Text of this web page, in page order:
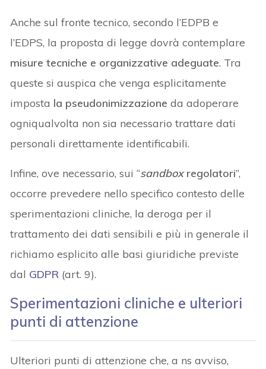
Anche sul fronte tecnico, secondo l’EDPB e
l’EDPS, la proposta di legge dovrà contemplare
misure tecniche e organizzative adeguate. Tra
queste si auspica che venga esplicitamente
imposta la pseudonimizzazione da adoperare
ogniqualvolta non sia necessario trattare dati
personali direttamente identificabili.
Infine, ove necessario, sui “sandboxregolatori”,
occorre prevedere nello specifico contesto delle
sperimentazioni cliniche, la deroga per il
trattamento dei dati sensibili e più in generale il
richiamo esplicito alle basi giuridiche previste
dal GDPR (art. 9).
Sperimentazioni cliniche e ulteriori
punti di attenzione
Ulteriori punti di attenzione che, a ns avviso,